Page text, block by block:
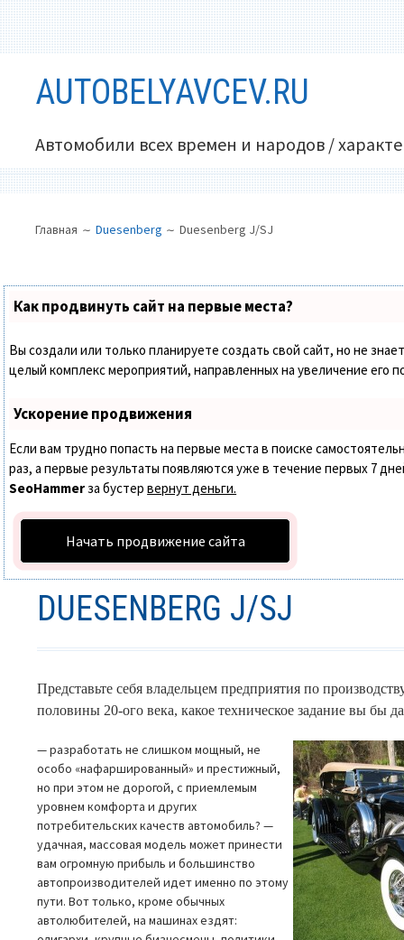
содержимомуAUTOBELYAVCEV.RU
Автомобили всех времен и народов /
МЕНЮ
САЙТЕ
(ХЛЕБНЫЕ
КРОШКИ)
Главная Duesenberg Duesenberg J/SJ
Как продвинуть сайт на первые места?
Вы создали или только планируете создать свой сайт, но не
целый комплекс мероприятий, направленных на увеличение его
Ускорение продвижения
Если вам трудно попасть на первые места в поиске
раз, а первые результаты появляются уже в течение первых 7
SeoHammerза бустервернут деньги.
Начать продвижение сайта
DUESENBERG J/SJ
Представьте себя владельцем предприятия по
половины 20-ого века, какое техническое задание вы бы
— разработать не слишком мощный, не
особо «нафаршированный» и престижный,
но при этом не дорогой, с приемлемым
уровнем комфорта и других
потребительских качеств автомобиль? —
удачная, массовая модель может принести
вам огромную прибыль и большинство
автопроизводителей идет именно по этому
пути. Вот только, кроме обычных
автолюбителей, на машинах ездят: